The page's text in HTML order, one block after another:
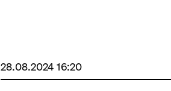
28.08.2024 16:20